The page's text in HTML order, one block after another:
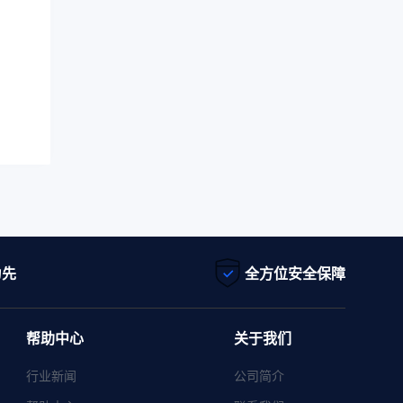
全方位安全保障
帮助中心
行业新闻
关于我们
公司简介